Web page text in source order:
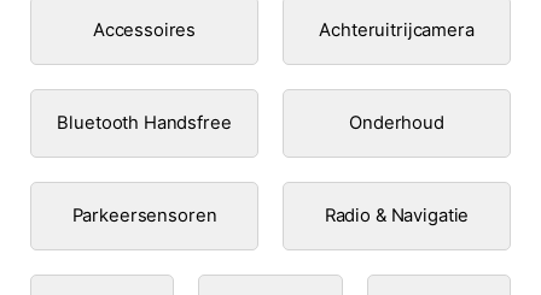
Accessoires Achteruitrijcamera
Bluetooth Handsfree Onderhoud
Parkeersensoren Radio & Navigatie